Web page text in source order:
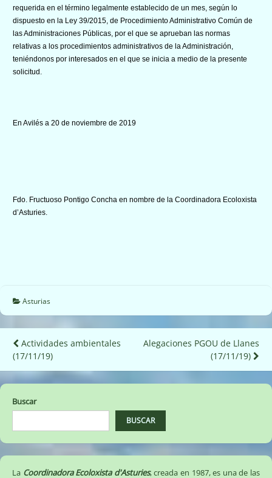
requerida en el término legalmente establecido de un mes, según lo
dispuesto en la Ley 39/2015, de Procedimiento Administrativo Común de
las Administraciones Públicas, por el que se aprueban las normas
relativas a los procedimientos administrativos de la Administración,
teniéndonos por interesados en el que se inicia a medio de la presente
solicitud.
En Avilés a 20 de noviembre de 2019
Fdo. Fructuoso Pontigo Concha en nombre de la Coordinadora Ecoloxista
d’Asturies.
Asturias
Navegación
de
entradas
Actividades ambientales
(17/11/19)
Alegaciones PGOU de Llanes
(17/11/19)
Buscar
BUSCAR
La Coordinadora Ecoloxista d'Asturies, creada en 1987, es una de las